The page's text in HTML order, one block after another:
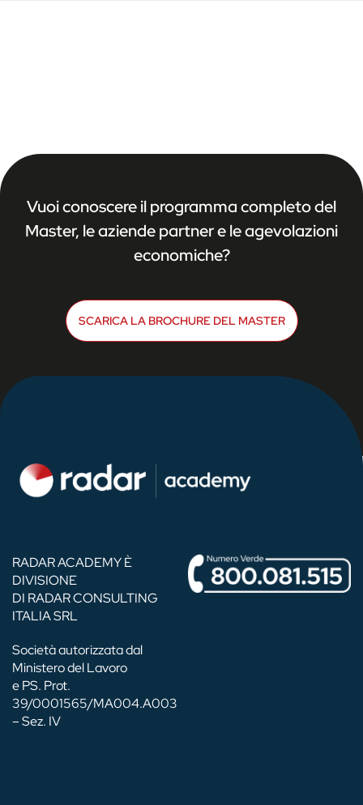
Vuoi conoscere il programma completo del
Master, le aziende partner e le agevolazioni
economiche?
SCARICA LA BROCHURE DEL MASTER
RADAR ACADEMY È
DIVISIONE
DI RADAR CONSULTING
ITALIA SRL
Società autorizzata dal
Ministero del Lavoro
e PS. Prot.
39/0001565/MA004.A003
– Sez. IV